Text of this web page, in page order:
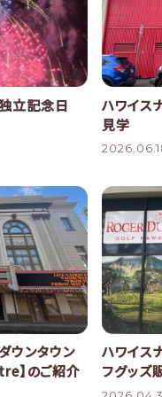
立記念日
ハワイス
見学
ウンタウン
】のご紹介
ハワイス
フグッズ